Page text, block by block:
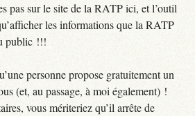
pas sur le site de la RATP ici, et l’outil
les informations que la RATP
public !!!
personne propose gratuitement un
(et, au passage, à moi également) !
vous mériteriez qu’il arrête de